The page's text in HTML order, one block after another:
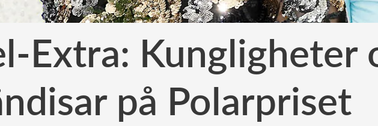
Extra: Kungligheter
på Polarpriset